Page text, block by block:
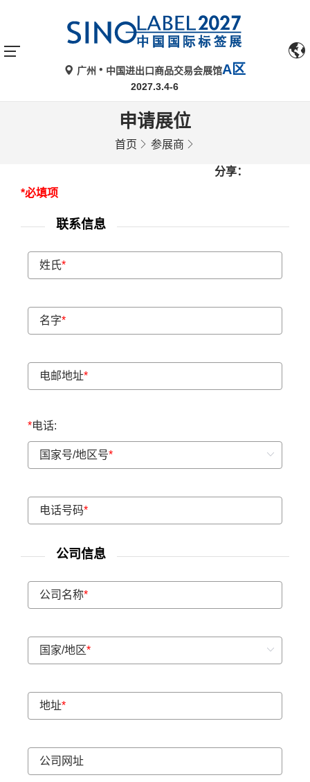
广州 中国进出口商品交易会展馆A区
2027.3.4-6
申请展位
首页 参展商
分享：
*必填项
联系信息
姓氏*
名字*
电邮地址*
*电话:
国家号/地区号*
电话号码*
公司信息
公司名称*
国家/地区*
地址*
公司网址